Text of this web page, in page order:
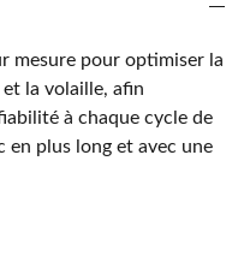
mesure pour optimiser la
la volaille, afin
à chaque cycle de
en plus long et avec une